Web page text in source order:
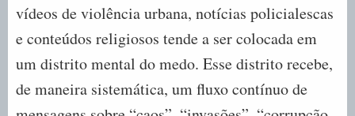
vídeos de violência urbana, notícias policialescas
e conteúdos religiosos tende a ser colocada em
um distrito mental do medo. Esse distrito recebe,
de maneira sistemática, um fluxo contínuo de